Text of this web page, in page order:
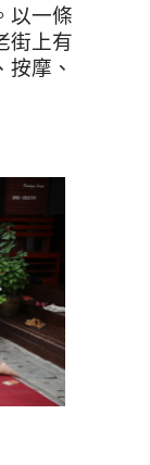
以一條
街上有
摩、